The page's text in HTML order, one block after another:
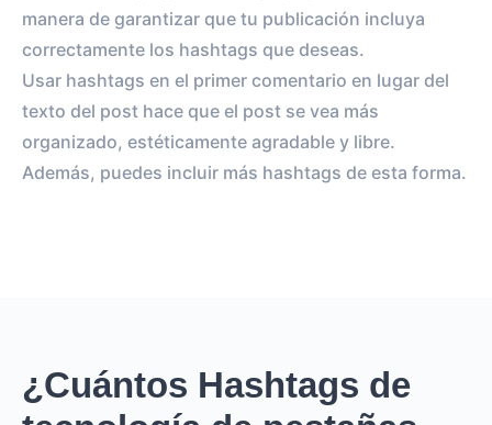
manera de garantizar que tu publicación incluya
correctamente los hashtags que deseas.
Usar hashtags en el primer comentario en lugar del
texto del post hace que el post se vea más
organizado, estéticamente agradable y libre.
Además, puedes incluir más hashtags de esta forma.
¿Cuántos Hashtags de